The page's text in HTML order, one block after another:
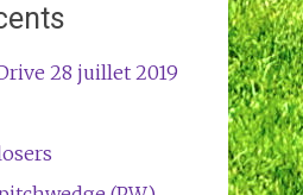
28 juillet 2019